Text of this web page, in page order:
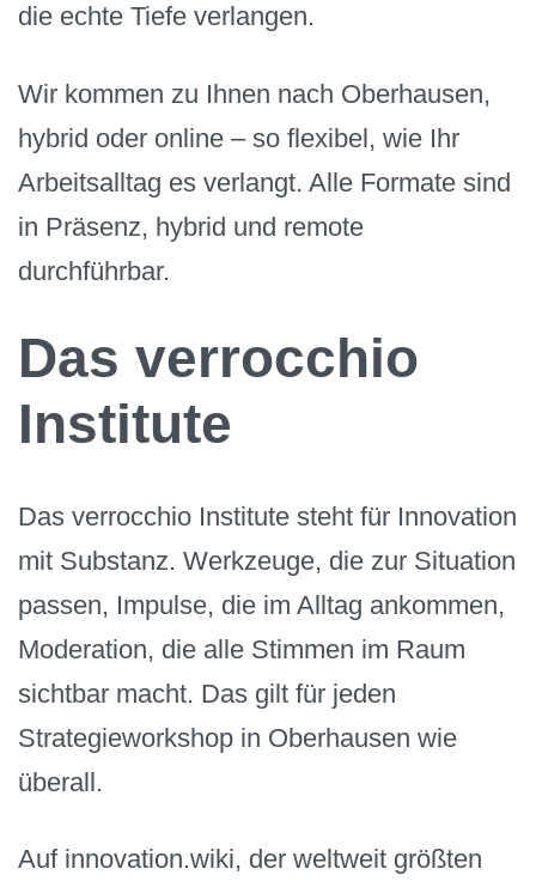
die echte Tiefe verlangen.
Wir kommen zu Ihnen nach Oberhausen,
hybrid oder online – so flexibel, wie Ihr
Arbeitsalltag es verlangt. Alle Formate sind
in Präsenz, hybrid und remote
durchführbar.
Das verrocchio
Institute
Das verrocchio Institute steht für Innovation
mit Substanz. Werkzeuge, die zur Situation
passen, Impulse, die im Alltag ankommen,
Moderation, die alle Stimmen im Raum
sichtbar macht. Das gilt für jeden
Strategieworkshop in Oberhausen wie
überall.
Auf innovation.wiki, der weltweit größten